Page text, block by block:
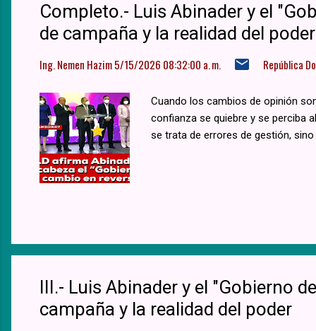
Completo.- Luis Abinader y el
de campaña y la realidad del poder
Ing. Nemen Hazim5/15/2026 08:32:00 a. m. República
Cuando los cambios de opinión
confianza se quiebre y se perciba
se trata de errores de gestión,
III.- Luis Abinader y el "Gobierno
campaña y la realidad del poder